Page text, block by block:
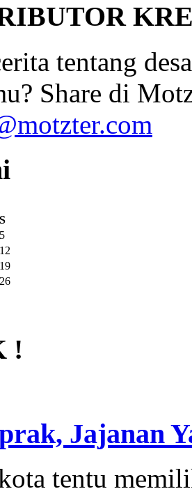
tentang
Share di
S
5
12
19
26
!
Jajanan
tentu